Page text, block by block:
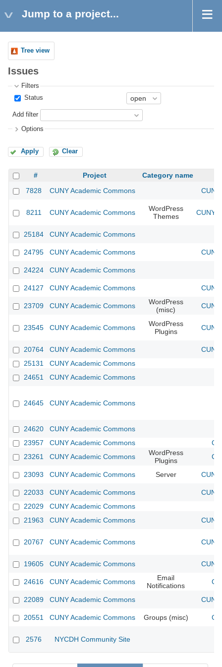
Jump to a project...
Tree view
Issues
Filters
Status
Add filter
Options
Apply Clear
# Project
Category name
7828
CUNY Academic Commons
8211 CUNY Academic Commons
WordPress
Themes
CUNY
25184 CUNY Academic Commons
24795 CUNY Academic Commons
24224 CUNY Academic Commons
24127 CUNY Academic Commons
23709 CUNY Academic Commons
WordPress
(misc)
23545 CUNY Academic Commons
WordPress
Plugins
20764 CUNY Academic Commons
25131
CUNY Academic Commons
24651
CUNY Academic Commons
24645 CUNY Academic Commons
24620
CUNY Academic Commons
23957
CUNY Academic Commons
23261
CUNY Academic Commons
WordPress
Plugins
23093 CUNY Academic Commons Server
22033 CUNY Academic Commons
22029
CUNY Academic Commons
21963
CUNY Academic Commons
20767 CUNY Academic Commons
19605 CUNY Academic Commons
24616 CUNY Academic Commons
Email
Notifications
22089 CUNY Academic Commons
20551 CUNY Academic Commons Groups (misc)
2576 NYCDH Community Site